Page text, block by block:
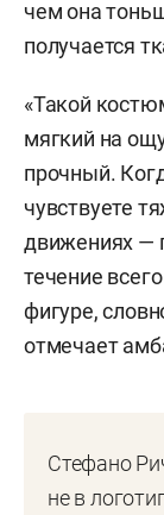
чем она
получается
«Такой
мягкий на
прочный.
чувствуете
движениях —
течение
фигуре,
отмечает
Стефано
не в